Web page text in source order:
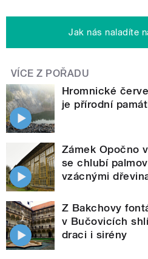
Jak nás naladíte
VÍCE Z POŘADU
Hromnické
je přírodní
Zámek Opočno
se chlubí
vzácnými
Z Bakchovy
v Bučovicích
draci i sirény